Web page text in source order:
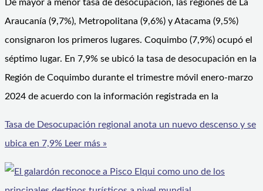
De mayor a menor tasa de desocupación, las regiones de La
Araucanía (9,7%), Metropolitana (9,6%) y Atacama (9,5%)
consignaron los primeros lugares. Coquimbo (7,9%) ocupó el
séptimo lugar. En 7,9% se ubicó la tasa de desocupación en la
Región de Coquimbo durante el trimestre móvil enero-marzo
2024 de acuerdo con la información registrada en la
Tasa de Desocupación regional anota un nuevo descenso y se
ubica en 7,9% Leer más »